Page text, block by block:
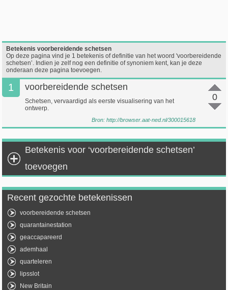
Betekenis voorbereidende schetsen
Op deze pagina vind je 1 betekenis of definitie van het woord 'voorbereidende
schetsen’. Indien je zelf nog een definitie of synoniem kent, kan je deze
onderaan deze pagina toevoegen.
1
0
voorbereidende schetsen
Schetsen, vervaardigd als eerste visualisering van het
ontwerp.
Bron: http://browser.aat-ned.nl/300015618
Betekenis voor ‘voorbereidende schetsen’
toevoegen
Recent gezochte betekenissen
voorbereidende schetsen
quarantainestation
geaccapareerd
ademhaal
quarteleren
lipsslot
New Britain